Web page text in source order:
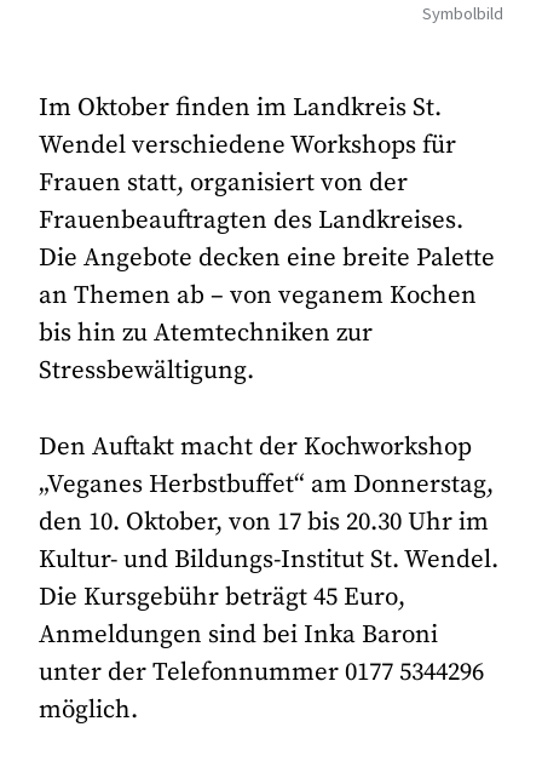
Symbolbild
Im Oktober finden im Landkreis St.
Wendel verschiedene Workshops für
Frauen statt, organisiert von der
Frauenbeauftragten des Landkreises.
Die Angebote decken eine breite Palette
an Themen ab – von veganem Kochen
bis hin zu Atemtechniken zur
Stressbewältigung.
Den Auftakt macht der Kochworkshop
„Veganes Herbstbuffet“ am Donnerstag,
den 10. Oktober, von 17 bis 20.30 Uhr im
Kultur- und Bildungs-Institut St. Wendel.
Die Kursgebühr beträgt 45 Euro,
Anmeldungen sind bei Inka Baroni
unter der Telefonnummer 0177 5344296
möglich.